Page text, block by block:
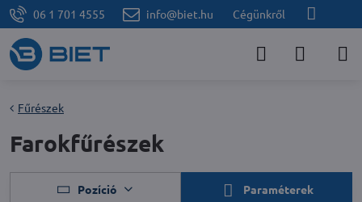
06 1 701 4555 info@biet.hu Cégünkről
Fűrészek
Farokfűrészek
Pozíció Paraméterek